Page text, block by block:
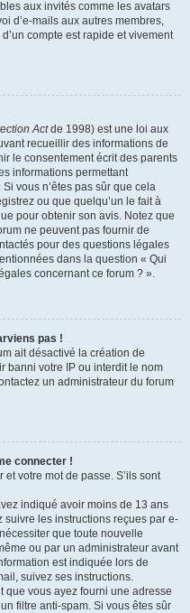
aux invités comme les avatars
d’e-mails aux autres membres,
compte est rapide et vivement
Actde 1998) est une loi aux
recueillir des informations de
le consentement écrit des parents
informations permettant
vous n’êtes pas sûr que cela
ou que quelqu’un le fait à
pour obtenir son avis. Notez que
ne peuvent pas fournir de
pour des questions légales
dans la question « Qui
concernant ce forum ? ».
pas !
ait désactivé la création de
banni votre IP ou interdit le nom
un administrateur du forum
connecter !
votre mot de passe. S’ils sont
indiqué avoir moins de 13 ans
suivre les instructions reçues par e-
que toute nouvelle
ou par un administrateur avant
est indiquée lors de
suivez ses instructions.
que vous ayez fourni une adresse
filtre anti-spam. Si vous êtes sûr